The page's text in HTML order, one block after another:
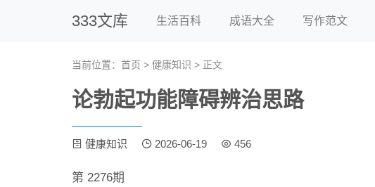
333文库 生活百科 成语大全 写作范文
当前位置： 首页 > 健康知识 > 正文
论勃起功能障碍辨治思路
健康知识 2026-06-19 456
第 2276期